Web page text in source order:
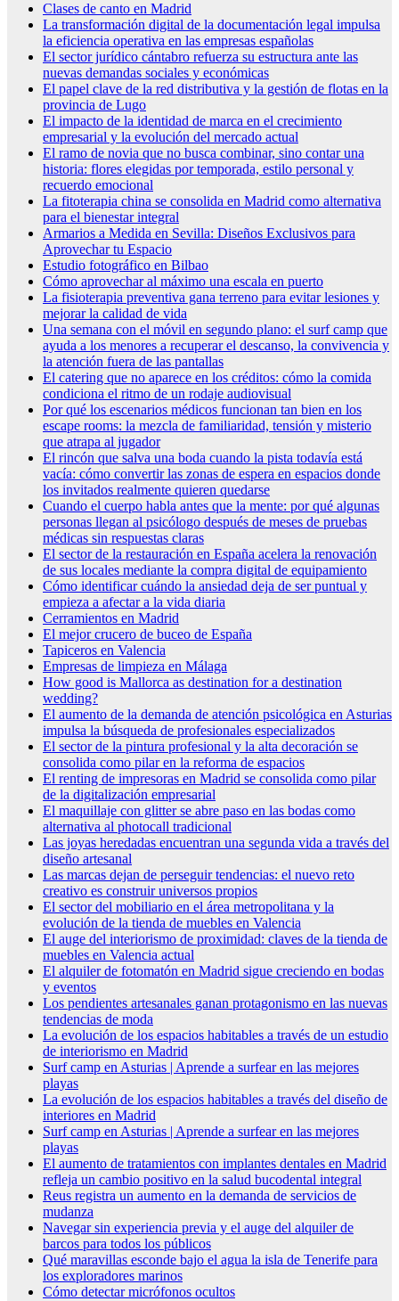
Clases de canto en Madrid
La transformación digital de la documentación legal impulsa
la eficiencia operativa en las empresas españolas
El sector jurídico cántabro refuerza su estructura ante las
nuevas demandas sociales y económicas
El papel clave de la red distributiva y la gestión de flotas en la
provincia de Lugo
El impacto de la identidad de marca en el crecimiento
empresarial y la evolución del mercado actual
El ramo de novia que no busca combinar, sino contar una
historia: flores elegidas por temporada, estilo personal y
recuerdo emocional
La fitoterapia china se consolida en Madrid como alternativa
para el bienestar integral
Armarios a Medida en Sevilla: Diseños Exclusivos para
Aprovechar tu Espacio
Estudio fotográfico en Bilbao
Cómo aprovechar al máximo una escala en puerto
La fisioterapia preventiva gana terreno para evitar lesiones y
mejorar la calidad de vida
Una semana con el móvil en segundo plano: el surf camp que
ayuda a los menores a recuperar el descanso, la convivencia y
la atención fuera de las pantallas
El catering que no aparece en los créditos: cómo la comida
condiciona el ritmo de un rodaje audiovisual
Por qué los escenarios médicos funcionan tan bien en los
escape rooms: la mezcla de familiaridad, tensión y misterio
que atrapa al jugador
El rincón que salva una boda cuando la pista todavía está
vacía: cómo convertir las zonas de espera en espacios donde
los invitados realmente quieren quedarse
Cuando el cuerpo habla antes que la mente: por qué algunas
personas llegan al psicólogo después de meses de pruebas
médicas sin respuestas claras
El sector de la restauración en España acelera la renovación
de sus locales mediante la compra digital de equipamiento
Cómo identificar cuándo la ansiedad deja de ser puntual y
empieza a afectar a la vida diaria
Cerramientos en Madrid
El mejor crucero de buceo de España
Tapiceros en Valencia
Empresas de limpieza en Málaga
How good is Mallorca as destination for a destination
wedding?
El aumento de la demanda de atención psicológica en Asturias
impulsa la búsqueda de profesionales especializados
El sector de la pintura profesional y la alta decoración se
consolida como pilar en la reforma de espacios
El renting de impresoras en Madrid se consolida como pilar
de la digitalización empresarial
El maquillaje con glitter se abre paso en las bodas como
alternativa al photocall tradicional
Las joyas heredadas encuentran una segunda vida a través del
diseño artesanal
Las marcas dejan de perseguir tendencias: el nuevo reto
creativo es construir universos propios
El sector del mobiliario en el área metropolitana y la
evolución de la tienda de muebles en Valencia
El auge del interiorismo de proximidad: claves de la tienda de
muebles en Valencia actual
El alquiler de fotomatón en Madrid sigue creciendo en bodas
y eventos
Los pendientes artesanales ganan protagonismo en las nuevas
tendencias de moda
La evolución de los espacios habitables a través de un estudio
de interiorismo en Madrid
Surf camp en Asturias | Aprende a surfear en las mejores
playas
La evolución de los espacios habitables a través del diseño de
interiores en Madrid
Surf camp en Asturias | Aprende a surfear en las mejores
playas
El aumento de tratamientos con implantes dentales en Madrid
refleja un cambio positivo en la salud bucodental integral
Reus registra un aumento en la demanda de servicios de
mudanza
Navegar sin experiencia previa y el auge del alquiler de
barcos para todos los públicos
Qué maravillas esconde bajo el agua la isla de Tenerife para
los exploradores marinos
Cómo detectar micrófonos ocultos